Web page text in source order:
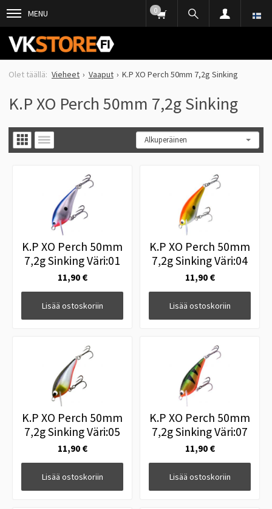
MENU 0
Vieheet Vaaput K.P XO Perch 50mm 7,2g Sinking
K.P XO Perch 50mm 7,2g Sinking
K.P XO Perch 50mm
7,2g Sinking Väri:01
11,90 €
Lisää ostoskoriin
K.P XO Perch 50mm
7,2g Sinking Väri:04
11,90 €
Lisää ostoskoriin
K.P XO Perch 50mm
7,2g Sinking Väri:05
11,90 €
Lisää ostoskoriin
K.P XO Perch 50mm
7,2g Sinking Väri:07
11,90 €
Lisää ostoskoriin